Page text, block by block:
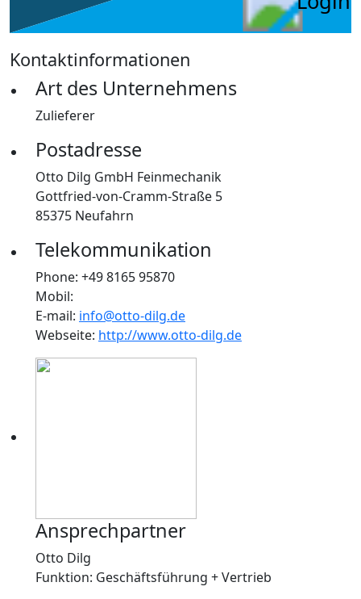
Kontaktinformationen
Art des Unternehmens
Zulieferer
Postadresse
Otto Dilg GmbH Feinmechanik
Gottfried-von-Cramm-Straße 5
85375 Neufahrn
Telekommunikation
Phone: +49 8165 95870
Mobil:
E-mail: info@otto-dilg.de
Webseite: http://www.otto-dilg.de
Ansprechpartner
Otto Dilg
Funktion: Geschäftsführung + Vertrieb